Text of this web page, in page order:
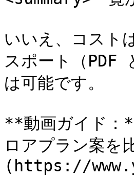
いいえ、コス
スポート（
は可能です。
**動画ガイド
ロアプラン案を
(https://